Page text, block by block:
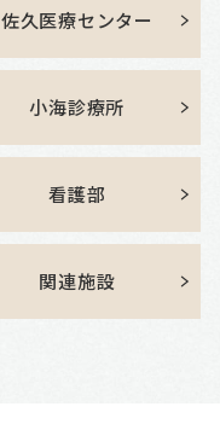
佐久医療センター
小海診療所
看護部
関連施設